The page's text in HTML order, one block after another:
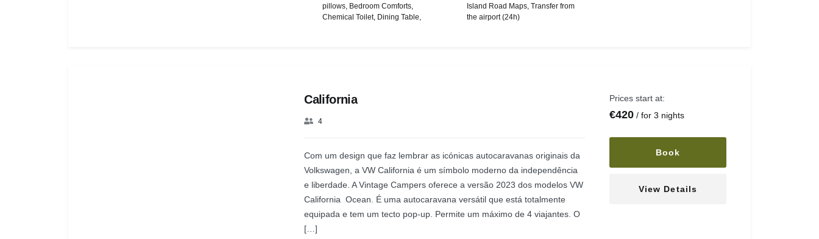
pillows, Bedroom Comforts,
Chemical Toilet, Dining Table,
Island Road Maps, Transfer from
the airport (24h)
California
4
Com um design que faz lembrar as icónicas autocaravanas originais da
Volkswagen, a VW California é um símbolo moderno da independência
e liberdade. A Vintage Campers oferece a versão 2023 dos modelos VW
California Ocean. É uma autocaravana versátil que está totalmente
equipada e tem um tecto pop-up. Permite um máximo de 4 viajantes. O
[…]
Prices start at:
€420 for 3 nights
Book
View Details